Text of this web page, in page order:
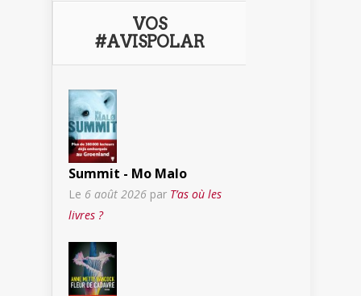
VOS
#AVISPOLAR
Summit - Mo Malo
Le 6 août 2026 par T’as où les
livres ?